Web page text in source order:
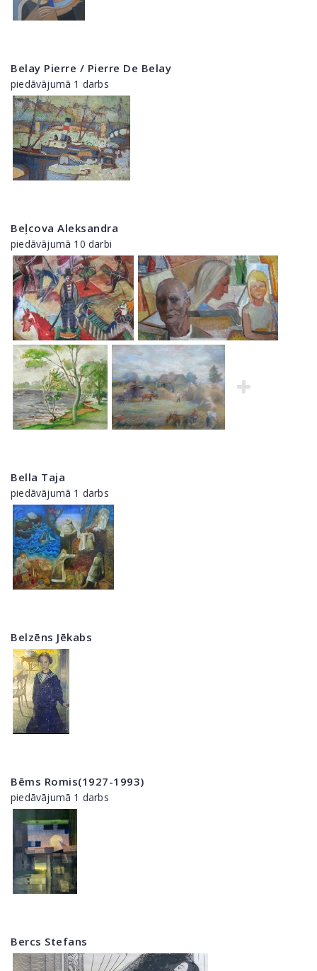
Belay Pierre / Pierre De Belay
piedāvājumā 1 darbs
Beļcova Aleksandra
piedāvājumā 10 darbi
Bella Taja
piedāvājumā 1 darbs
Belzēns Jēkabs
Bēms Romis(1927-1993)
piedāvājumā 1 darbs
Bercs Stefans